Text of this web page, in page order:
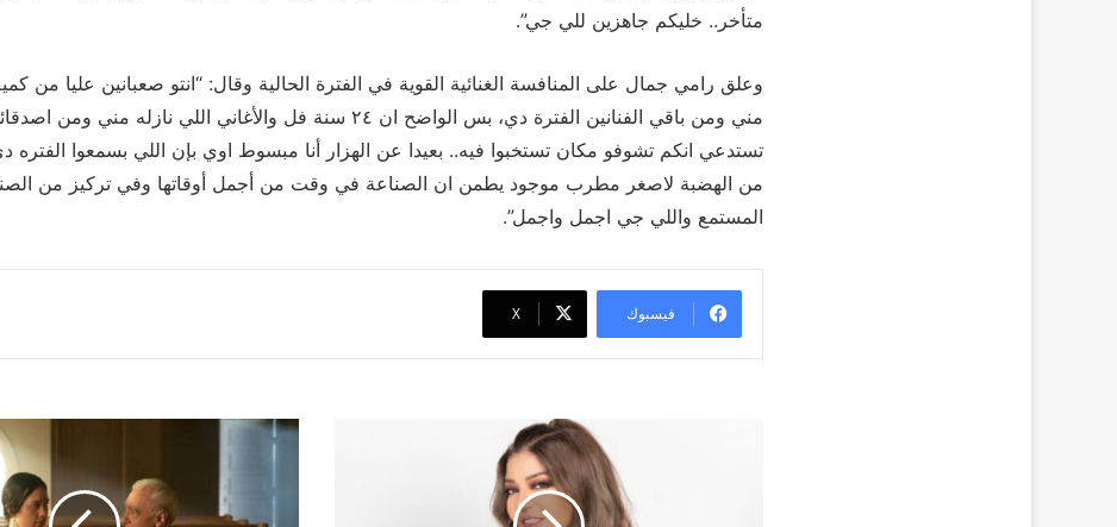
متأخر.. خليكم جاهزين للي جي”.
وعلق رامي جمال على المنافسة الغنائية القوية في الفترة الحالية وقال: “انتو صعبانين عليا من كمية
مني ومن باقي الفنانين الفترة دي، بس الواضح ان ٢٤ سنة فل والأغاني اللي نازله مني
تستدعي انكم تشوفو مكان تستخبوا فيه.. بعيدا عن الهزار أنا مبسوط اوي بإن اللي بسمعوا الفتره
من الهضبة لاصغر مطرب موجود يطمن ان الصناعة في وقت من أجمل أوقاتها وفي تركيز من
المستمع واللي جي اجمل واجمل”.
فيسبوك ‫X
أبرز